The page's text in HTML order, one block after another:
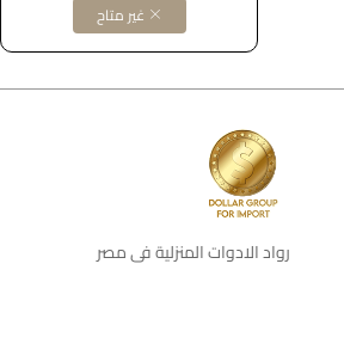
غير متاح
رواد الادوات المنزلية فى مصر